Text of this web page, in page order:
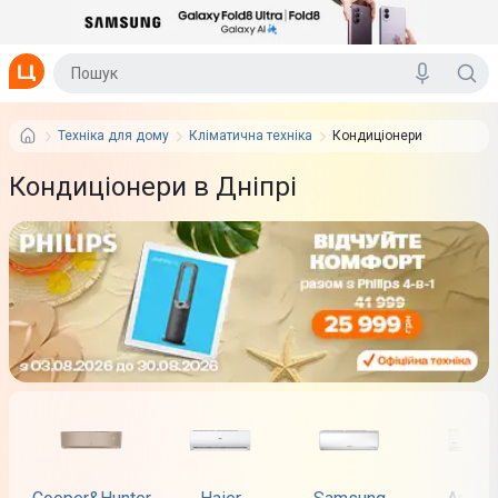
Техніка для дому Кліматична техніка Кондиціонери
Кондиціонери в Дніпрі